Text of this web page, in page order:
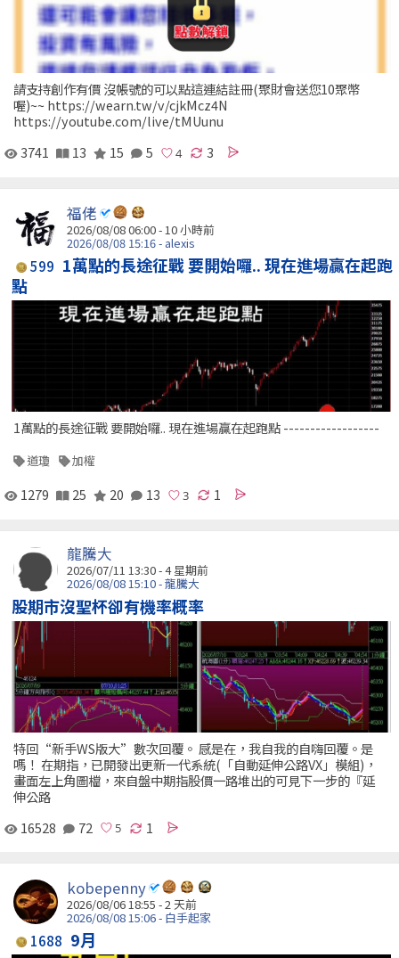
請支持創作有價 沒帳號的可以點這連結註冊(聚財會送您10聚幣
喔)~~ https://wearn.tw/v/cjkMcz4N
https://youtube.com/live/tMUunu
3741
13 15 5 3
福佬
2026/08/08 06:00 -10 小時前
2026/08/08 15:16 - alexis
599 1萬點的長途征戰 要開始囉.. 現在進場贏在起跑
點
1萬點的長途征戰 要開始囉.. 現在進場贏在起跑點 ------------------
道瓊 加權
1279 25 20 13 1
龍騰大
2026/07/11 13:30 - 4 星期前
2026/08/08 15:10 - 龍騰大
股期市沒聖杯卻有機率概率
特回“新手WS版大”數次回覆。 感是在，我自我的自嗨回覆。是
嗎！ 在期指，已開發出更新一代系統(「自動延伸公路VX」模組)，
畫面左上角圖檔，來自盤中期指股價一路堆出的可見下一步的『延
伸公路
16528
72 1
kobepenny
2026/08/06 18:55 - 2 天前
2026/08/08 15:06 - 白手起家
1688 9月